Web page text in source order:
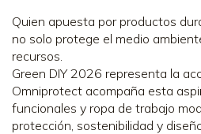
Quien apuesta por productos
no solo protege el medio
recursos.
Green DIY 2026 representa la
Omniprotect acompaña esta
funcionales y ropa de trabajo
protección, sostenibilidad y